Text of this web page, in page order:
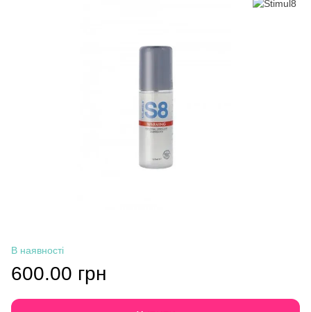
В наявності
600.00 грн